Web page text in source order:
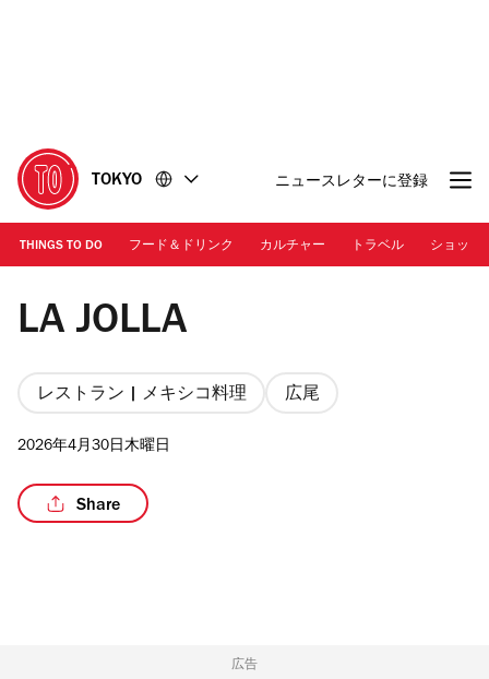
に
移
動
移
動
TOKYO ニュースレターに登録
THINGS TO DO フード＆ドリンク カルチャー トラベル ショッピ
Photo: Time Out Tokyo | Huevos rancheros from La Jolla
LA JOLLA
レストラン | メキシコ料理 広尾
2026年4月30日木曜日
Share
広告